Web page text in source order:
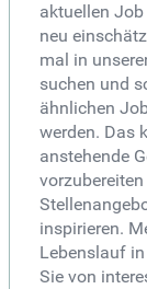
aktuellen
neu
mal in
suchen und
ähnlichen
werden. Das
anstehende
inspirieren.
Lebenslauf
Sie von